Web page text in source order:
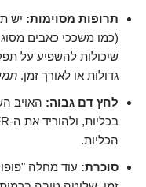
תרופות מסוימות: יש
שיכולות להשפיע על
גדולות או לאורך זמן.
לחץ דם גבוה: האויב
הכליות.
סוכרת: עוד מחלה